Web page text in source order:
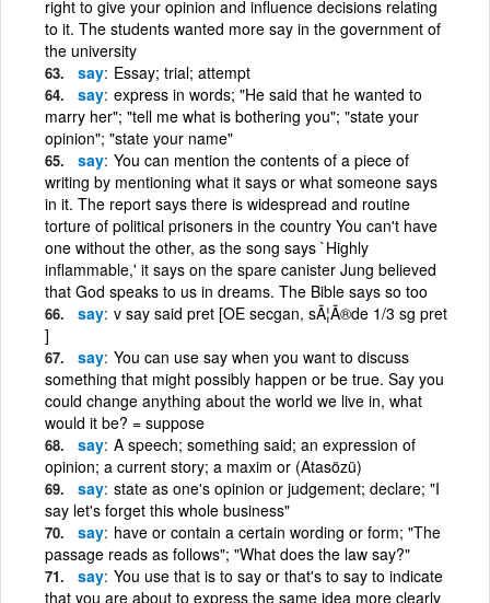
right to give your opinion and influence decisions relating
to it. The students wanted more say in the government of
the university
say Essay; trial; attempt
say express in words; "He said that he wanted to
marry her"; "tell me what is bothering you"; "state your
opinion"; "state your name"
say You can mention the contents of a piece of
writing by mentioning what it says or what someone says
in it. The report says there is widespread and routine
torture of political prisoners in the country You can't have
one without the other, as the song says `Highly
inflammable,' it says on the spare canister Jung believed
that God speaks to us in dreams. The Bible says so too
say v say said pret [OE secgan, sÃ¦Ã®de 1/3 sg pret
]
say You can use say when you want to discuss
something that might possibly happen or be true. Say you
could change anything about the world we live in, what
would it be? = suppose
say A speech; something said; an expression of
opinion; a current story; a maxim or (Atasözü)
say state as one's opinion or judgement; declare; "I
say let's forget this whole business"
say have or contain a certain wording or form; "The
passage reads as follows"; "What does the law say?"
say You use that is to say or that's to say to indicate
that you are about to express the same idea more clearly